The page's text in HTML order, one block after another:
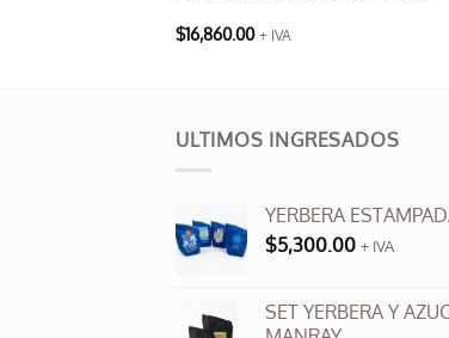
$16,860.00 + IVA
ULTIMOS INGRESADOS
YERBERA
$5,300.00 + IVA
SET YERBERA Y